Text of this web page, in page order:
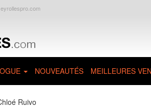
eyrollespro.com
NOUVEAUTÉS MEILLEURES
Ruivo